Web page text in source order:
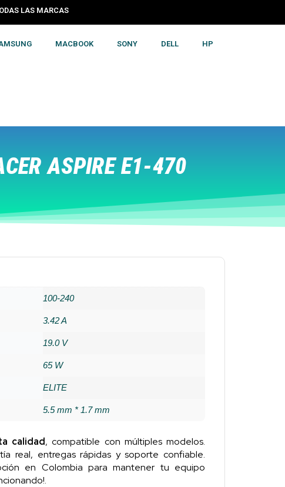
TODAS LAS MARCAS
MACBOOK SONY DELL HP
ASPIRE E1-470
100-240
3.42 A
19.0 V
65 W
ELITE
5.5 mm * 1.7 mm
calidad, compatible con múltiples modelos.
real, entregas rápidas y soporte confiable.
en Colombia para mantener tu equipo